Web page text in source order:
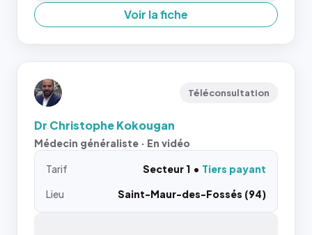
Voir la fiche
Téléconsultation
Dr Christophe Kokougan
Médecin généraliste · En vidéo
Tarif Secteur 1
Tiers payant
Lieu
Saint-Maur-des-Fossés (94)